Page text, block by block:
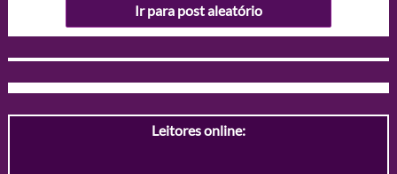
Ir para post aleatório
Leitores online: